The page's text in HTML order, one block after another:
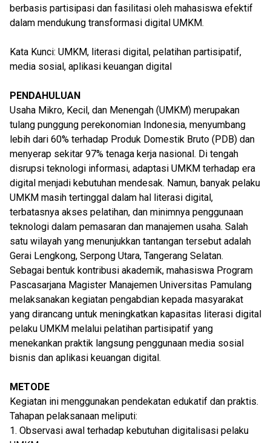
berbasis partisipasi dan fasilitasi oleh mahasiswa efektif
dalam mendukung transformasi digital UMKM.
Kata Kunci: UMKM, literasi digital, pelatihan partisipatif,
media sosial, aplikasi keuangan digital
PENDAHULUAN
Usaha Mikro, Kecil, dan Menengah (UMKM) merupakan
tulang punggung perekonomian Indonesia, menyumbang
lebih dari 60% terhadap Produk Domestik Bruto (PDB) dan
menyerap sekitar 97% tenaga kerja nasional. Di tengah
disrupsi teknologi informasi, adaptasi UMKM terhadap era
digital menjadi kebutuhan mendesak. Namun, banyak pelaku
UMKM masih tertinggal dalam hal literasi digital,
terbatasnya akses pelatihan, dan minimnya penggunaan
teknologi dalam pemasaran dan manajemen usaha. Salah
satu wilayah yang menunjukkan tantangan tersebut adalah
Gerai Lengkong, Serpong Utara, Tangerang Selatan.
Sebagai bentuk kontribusi akademik, mahasiswa Program
Pascasarjana Magister Manajemen Universitas Pamulang
melaksanakan kegiatan pengabdian kepada masyarakat
yang dirancang untuk meningkatkan kapasitas literasi digital
pelaku UMKM melalui pelatihan partisipatif yang
menekankan praktik langsung penggunaan media sosial
bisnis dan aplikasi keuangan digital.
METODE
Kegiatan ini menggunakan pendekatan edukatif dan praktis.
Tahapan pelaksanaan meliputi:
1. Observasi awal terhadap kebutuhan digitalisasi pelaku